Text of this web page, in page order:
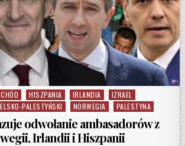
HISZPANIA IRLANDIA
IZRAEL
PALESTYŃSKI
NORWEGIA PALESTYNA
odwołanie ambasadorów z
Irlandii i Hiszpanii